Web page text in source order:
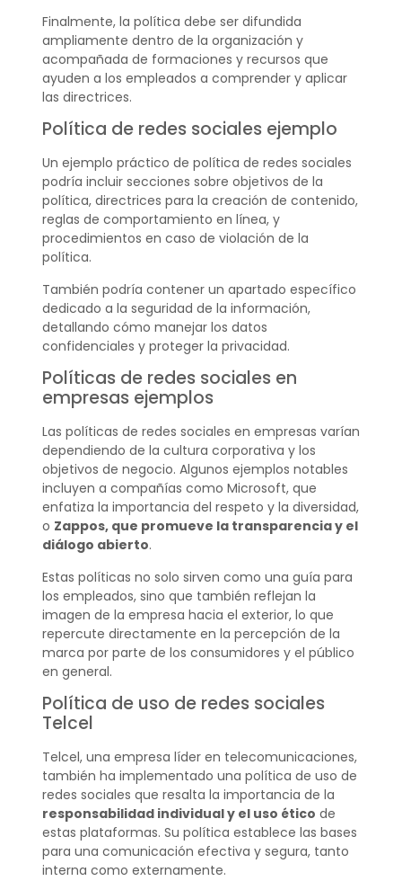
Finalmente, la política debe ser difundida
ampliamente dentro de la organización y
acompañada de formaciones y recursos que
ayuden a los empleados a comprender y aplicar
las directrices.
Política de redes sociales ejemplo
Un ejemplo práctico de política de redes sociales
podría incluir secciones sobre objetivos de la
política, directrices para la creación de contenido,
reglas de comportamiento en línea, y
procedimientos en caso de violación de la
política.
También podría contener un apartado específico
dedicado a la seguridad de la información,
detallando cómo manejar los datos
confidenciales y proteger la privacidad.
Políticas de redes sociales en
empresas ejemplos
Las políticas de redes sociales en empresas varían
dependiendo de la cultura corporativa y los
objetivos de negocio. Algunos ejemplos notables
incluyen a compañías como Microsoft, que
enfatiza la importancia del respeto y la diversidad,
o Zappos, que promueve la transparencia y el
diálogo abierto.
Estas políticas no solo sirven como una guía para
los empleados, sino que también reflejan la
imagen de la empresa hacia el exterior, lo que
repercute directamente en la percepción de la
marca por parte de los consumidores y el público
en general.
Política de uso de redes sociales
Telcel
Telcel, una empresa líder en telecomunicaciones,
también ha implementado una política de uso de
redes sociales que resalta la importancia de la
responsabilidad individual y el uso ético de
estas plataformas. Su política establece las bases
para una comunicación efectiva y segura, tanto
interna como externamente.